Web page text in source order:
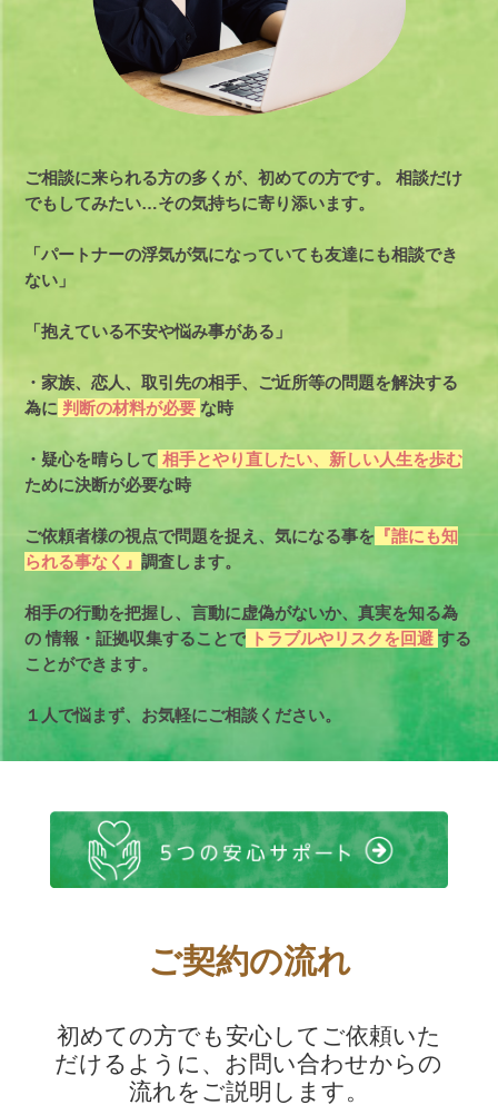
ご相談に来られる方の多くが、初めての方です。
相談だけ
でもしてみたい…その気持ちに寄り添います。
「パートナーの浮気が気になっていても友達にも相談でき
ない」
「抱えている不安や悩み事がある」
・家族、恋人、取引先の相手、ご近所等の問題を解決する
為に 判断の材料が必要な時
・疑心を晴らして 相手とやり直したい、新しい人生を歩む
ために決断が必要な時
ご依頼者様の視点で問題を捉え、気になる事を 『誰にも知
られる事なく』調査します。
相手の行動を把握し、言動に虚偽がないか、真実を知る為
の情報・証拠収集することで トラブルやリスクを回避する
ことができます。
１人で悩まず、お気軽にご相談ください。
ご契約の流れ
初めての方でも安心してご依頼いた
だけるように、お問い合わせからの
流れをご説明します。